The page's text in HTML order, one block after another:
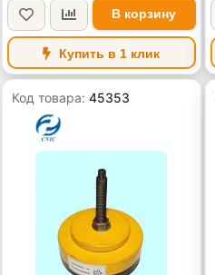
В корзину
Купить в 1 клик
Код товара:45353